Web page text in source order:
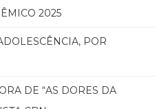
2025
POR
DE “AS DORES DA